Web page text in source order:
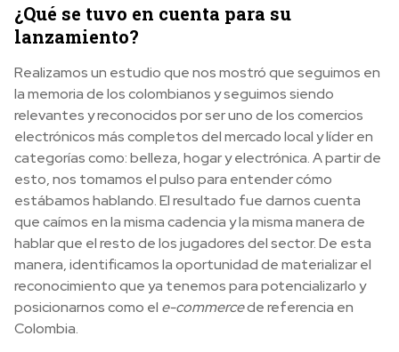
¿Qué se tuvo en cuenta para su
lanzamiento?
Realizamos un estudio que nos mostró que seguimos en
la memoria de los colombianos y seguimos siendo
relevantes y reconocidos por ser uno de los comercios
electrónicos más completos del mercado local y líder en
categorías como: belleza, hogar y electrónica. A partir de
esto, nos tomamos el pulso para entender cómo
estábamos hablando. El resultado fue darnos cuenta
que caímos en la misma cadencia y la misma manera de
hablar que el resto de los jugadores del sector. De esta
manera, identificamos la oportunidad de materializar el
reconocimiento que ya tenemos para potencializarlo y
posicionarnos como el e-commercede referencia en
Colombia.